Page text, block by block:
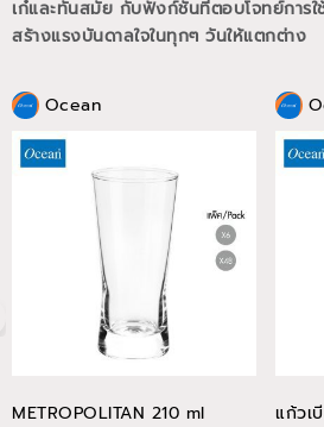
เก๋และทันสมัย กับฟังก์ชั่นที่ตอบโจทย์การ
สร้างแรงบันดาลใจในทุกๆ วันให้แตกต่าง
Ocean
METROPOLITAN 210 ml
แก้วเ